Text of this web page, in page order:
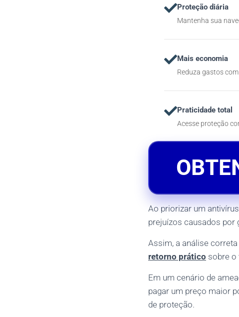
Proteção diária
Mantenha sua
Mais economia
Reduza gastos
Praticidade total
Acesse proteção
Ao priorizar um
prejuízos causados por
Assim, a análise
retorno prático sobre o
Em um cenário de
pagar um preço maior
de proteção.